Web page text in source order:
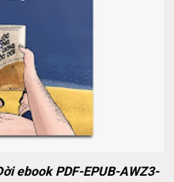
ebook PDF-EPUB-AWZ3-